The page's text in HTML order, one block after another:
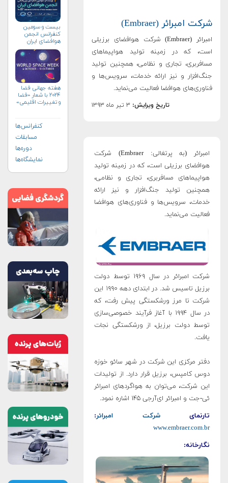
شرکت امبرائر (Embraer)
امبرائر (Embraer) شرکت هوافضای برزیلی
است، که در زمینه تولید هواپیماهای
مسافربری، تجاری و نظامی، همچنین تولید
جنگ‌افزار و نیز ارائه خدمات، سرویس‌ها و
فناوری‌های هوافضا فعالیت می‌نماید.
تاریخ ویرایش: ۳ تیر ماه ۱۳۹۳
امبرائر (به پرتغالی: Embraer) شرکت
هوافضای برزیلی است، که در زمینه تولید
هواپیماهای مسافربری، تجاری و نظامی،
همچنین تولید جنگ‌افزار و نیز ارائه
خدمات، سرویس‌ها و فناوری‌های هوافضا
فعالیت می‌نماید.
شرکت امبرائر در سال ۱۹۶۹ توسط دولت
برزیل تاسیس شد. در ابتدای دهه ۱۹۹۰ این
شرکت تا مرز ورشکستگی پیش رفت، که
در سال ۱۹۹۴ با آغاز فرآیند خصوصی‌سازی
توسط دولت برزیل، از ورشکستگی نجات
یافت.
دفتر مرکزی این شرکت در شهر سائو خوزه
دوس کامپس، برزیل قرار دارد. از تولیدات
این شرکت، می‌توان به هواگردهای امبرائر
ئی-جت و امبرائر ای‌آرجی ۱۴۵ اشاره نمود.
تارنمایشرکت امبرائر:
www.embraer.com.br
نگارخانه:
بیست و سومین
کنفرانس انجمن
هوافضای ايران
هفته جهانی فضا
۲۰۲۴ با شعار «فضا
و تغییرات اقلیمی»
کنفرانس‌ها
مسابقات
دوره‌ها
نمایشگاه‌ها